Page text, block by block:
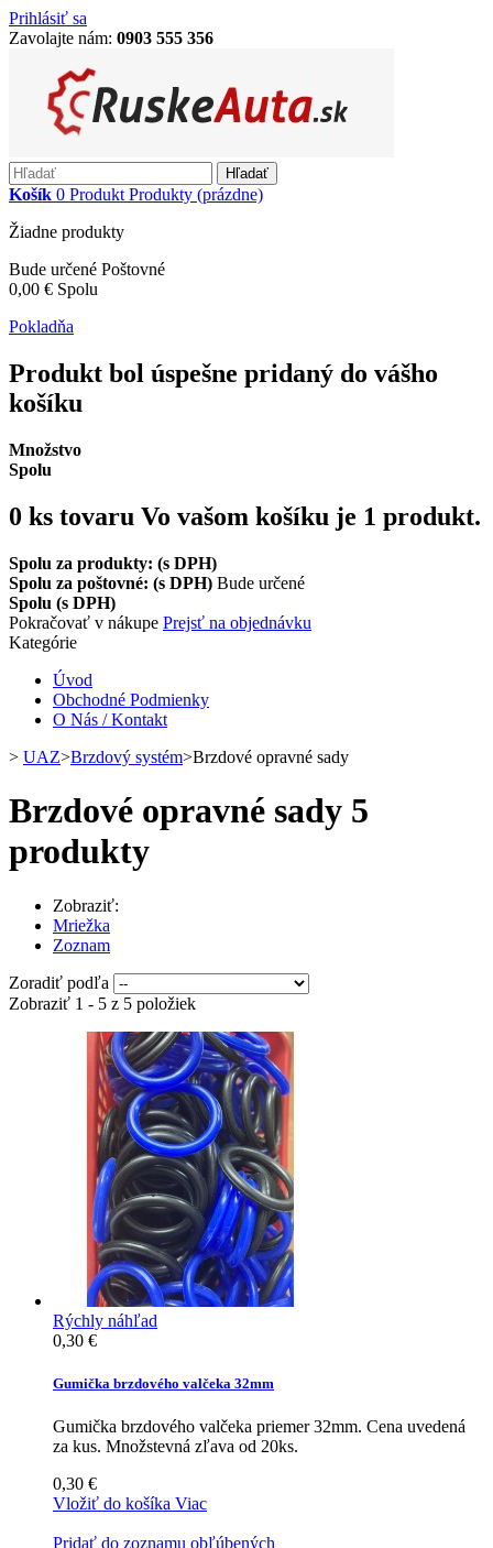
Prihlásiť sa
Zavolajte nám: 0903 555 356
Hľadať
Košík 0 Produkt Produkty (prázdne)
Žiadne produkty
Bude určené Poštovné
0,00 € Spolu
Pokladňa
Produkt bol úspešne pridaný do vášho
košíku
Množstvo
Spolu
0 ks tovaru Vo vašom košíku je 1 produkt.
Spolu za produkty: (s DPH)
Spolu za poštovné: (s DPH) Bude určené
Spolu (s DPH)
Pokračovať v nákupe Prejsť na objednávku
Kategórie
Úvod
Obchodné Podmienky
O Nás / Kontakt
> UAZ>Brzdový systém>Brzdové opravné sady
Brzdové opravné sady 5
produkty
Zobraziť:
Mriežka
Zoznam
Zoradiť podľa
Zobraziť 1 - 5 z 5 položiek
Rýchly náhľad
0,30 €
Gumička brzdového valčeka 32mm
Gumička brzdového valčeka priemer 32mm. Cena uvedená
za kus. Množstevná zľava od 20ks.
0,30 €
Vložiť do košíka Viac
Pridať do zoznamu obľúbených